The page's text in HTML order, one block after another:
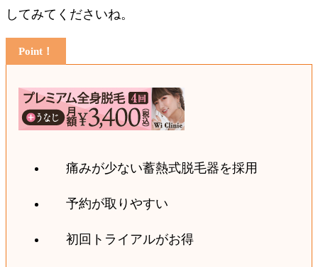
してみてくださいね。
痛みが少ない蓄熱式脱毛器を採用
予約が取りやすい
初回トライアルがお得